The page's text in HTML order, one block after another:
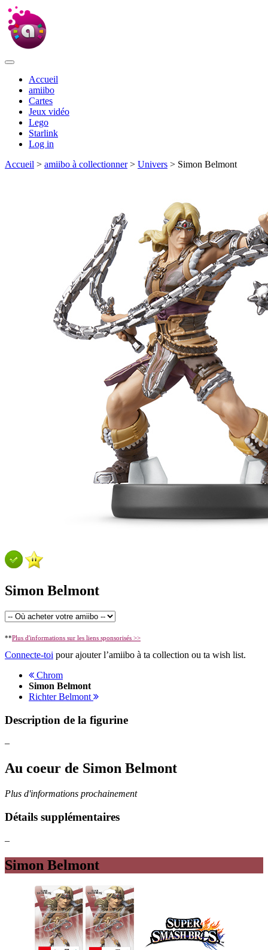
Accueil
amiibo
Cartes
Jeux vidéo
Lego
Starlink
Log in
Accueil > amiibo à collectionner> Univers > Simon Belmont
Simon Belmont
**Plus d'informations sur les liens sponsorisés >>
Connecte-toi pour ajouter l’amiibo à ta collection ou ta wish list.
Chrom
Simon Belmont
Richter Belmont
Description de la figurine
–
Au coeur de Simon Belmont
Plus d'informations prochainement
Détails supplémentaires
–
Simon Belmont